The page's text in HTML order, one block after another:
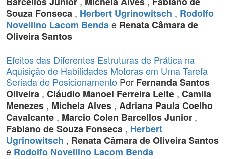
Souza Fonseca , Herbert Ugrinowitsch , Rodolfo
Novellino Lacom Bendae Renata Câmara de
Oliveira Santos
Efeitos das Diferentes Estruturas de Prática na
Aquisição de Habilidades Motoras em Uma Tarefa
Seriada de Posicionamento Por Fernanda Santos
Oliveira , Cláudio Manoel Ferreira Leite , Camila
Menezes , Michela Alves , Adriana Paula Coelho
Cavalcante , Marcio Colen Barcellos Junior ,
Fabiano de Souza Fonseca , Herbert
Ugrinowitsch , Renata Câmara de Oliveira Santos
e Rodolfo Novellino Lacom Benda